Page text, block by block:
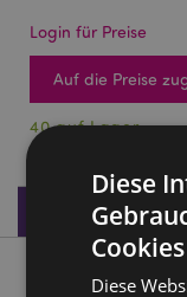
Login für Preise
Auf die Preise
40 auf Lager
Produktdaten
Diese
Cookies
Diese